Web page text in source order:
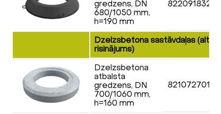
gredzens, DN
680/1050 mm,
h=190 mm
Dzelzsbetona sastāvdaļas
risinājums)
Dzelzsbetona
atbalsta
gredzens, DN
700/1060 mm,
h=160 mm